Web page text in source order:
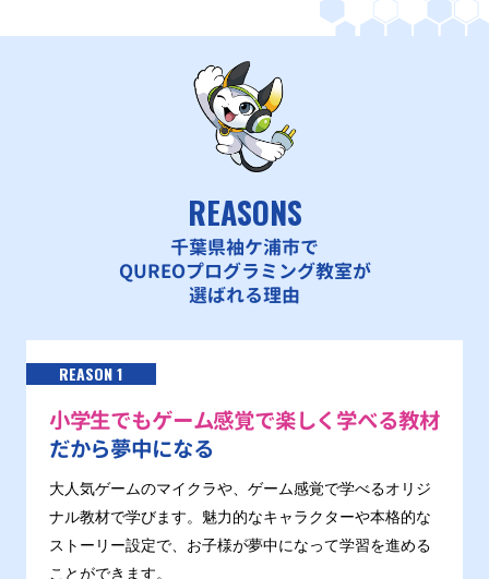
REASONS
千葉県袖ケ浦市で
QUREOプログラミング教室が
選ばれる理由
REASON 1
小学生でもゲーム感覚で楽しく学べる教材
だから夢中になる
大人気ゲームのマイクラや、ゲーム感覚で学べるオリジ
ナル教材で学びます。魅力的なキャラクターや本格的な
ストーリー設定で、お子様が夢中になって学習を進める
ことができます。